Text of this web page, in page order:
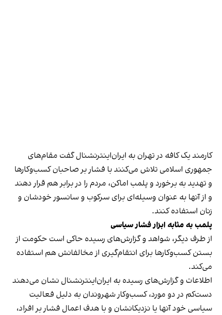
کارمند یک کافه در تهران به ایران‌اینترنشنال گفت مقام‌های
جمهوری اسلامی تلاش می‌کنند با فشار بر صاحبان کسب‌وکارها
و تهدید به برخورد و پلمب اماکن، مردم را در برابر هم قرار دهند
و از آنها به عنوان وسیله‌ای برای سرکوب و سانسور خودشان و
زنان استفاده کنند.
پلمب به مثابه ابزار فشار سیاسی
از طرف دیگر، شواهد و گزارش‌های رسیده حاکی است حکومت از
بستن کسب‌وکارها برای انتقام‌گیری از مخالفانش هم استفاده
می‌کند.
اطلاعات و گزارش‌های رسیده به ایران‌اینترنشنال نشان می‌دهند
دست‌کم در دو مورد، کسب‌وکار شهروندان به دلیل فعالیت
سیاسی خود آنها یا نزدیکانشان و با هدف اعمال فشار بر افراد،